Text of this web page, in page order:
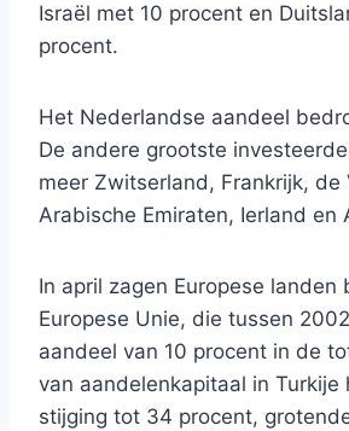
Israël met 10 procent en
procent.
Het Nederlandse aandeel
De andere grootste
meer Zwitserland, Frankrijk, de
Arabische Emiraten, Ierland en
In april zagen Europese landen
Europese Unie, die tussen
aandeel van 10 procent in de
van aandelenkapitaal in Turkije
stijging tot 34 procent,